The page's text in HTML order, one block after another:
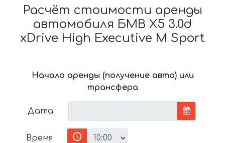
Расчёт стоимости аренды
автомобиля БМВ X5 3.0d
xDrive High Executive M Sport
Начало аренды (получение авто) или
трансфера
Дата
Время